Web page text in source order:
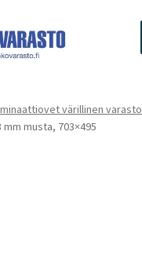
värillinen varasto
musta, 703×495